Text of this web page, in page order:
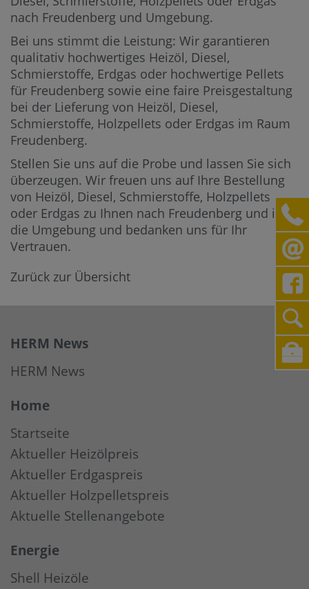
nach Freudenberg und Umgebung.
Bei uns stimmt die Leistung: Wir garantieren
qualitativ hochwertiges Heizöl, Diesel,
Schmierstoffe, Erdgas oder hochwertige Pellets
für Freudenberg sowie eine faire Preisgestaltung
bei der Lieferung von Heizöl, Diesel,
Schmierstoffe, Holzpellets oder Erdgas im Raum
Freudenberg.
Stellen Sie uns auf die Probe und lassen Sie sich
überzeugen. Wir freuen uns auf Ihre Bestellung
von Heizöl, Diesel, Schmierstoffe, Holzpellets
oder Erdgas zu Ihnen nach Freudenberg und in
die Umgebung und bedanken uns für Ihr
Vertrauen.
Zurück zur Übersicht
HERM News
HERM News
Home
Startseite
Aktueller Heizölpreis
Aktueller Erdgaspreis
Aktueller Holzpelletspreis
Aktuelle Stellenangebote
Energie
Shell Heizöle